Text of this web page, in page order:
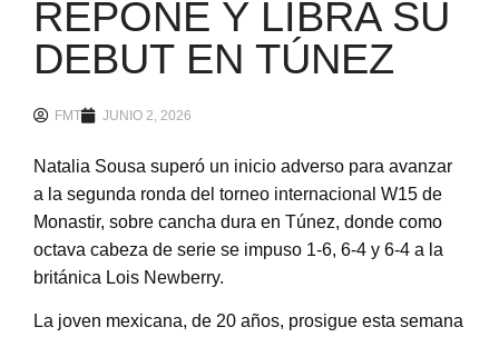
REPONE Y LIBRA SU
DEBUT EN TÚNEZ
FMT JUNIO 2, 2026
Natalia Sousa superó un inicio adverso para avanzar
a la segunda ronda del torneo internacional W15 de
Monastir, sobre cancha dura en Túnez, donde como
octava cabeza de serie se impuso 1-6, 6-4 y 6-4 a la
británica Lois Newberry.
La joven mexicana, de 20 años, prosigue esta semana